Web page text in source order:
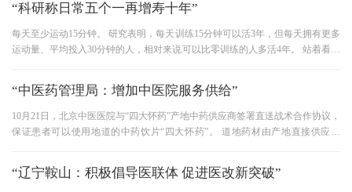
“科研称日常五个一再增寿十年”
每天至少运动15分钟。 研究表明，每天训练15分钟可以活3年，但每天拥有更多
运动量、平均投入30分钟的人，相对来说可以比零训练的人多活4年。 站着看书
“中医药管理局：增加中医院服务供给”
10月21日，北京中医医院与“四大怀药”产地中药供应商签署直送战术合作协议，
保证患者可以使用地道的中药饮片“四大怀药”。 道地药材由产地直接供应医
“辽宁鞍山：积极倡导医联体 促进医改新突破”